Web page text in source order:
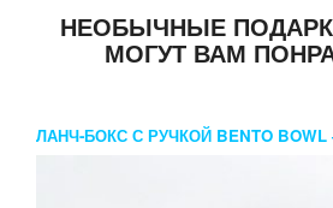
НЕОБЫЧНЫЕ
МОГУТ ВАМ
ЛАНЧ-БОКС С РУЧКОЙ BENTO